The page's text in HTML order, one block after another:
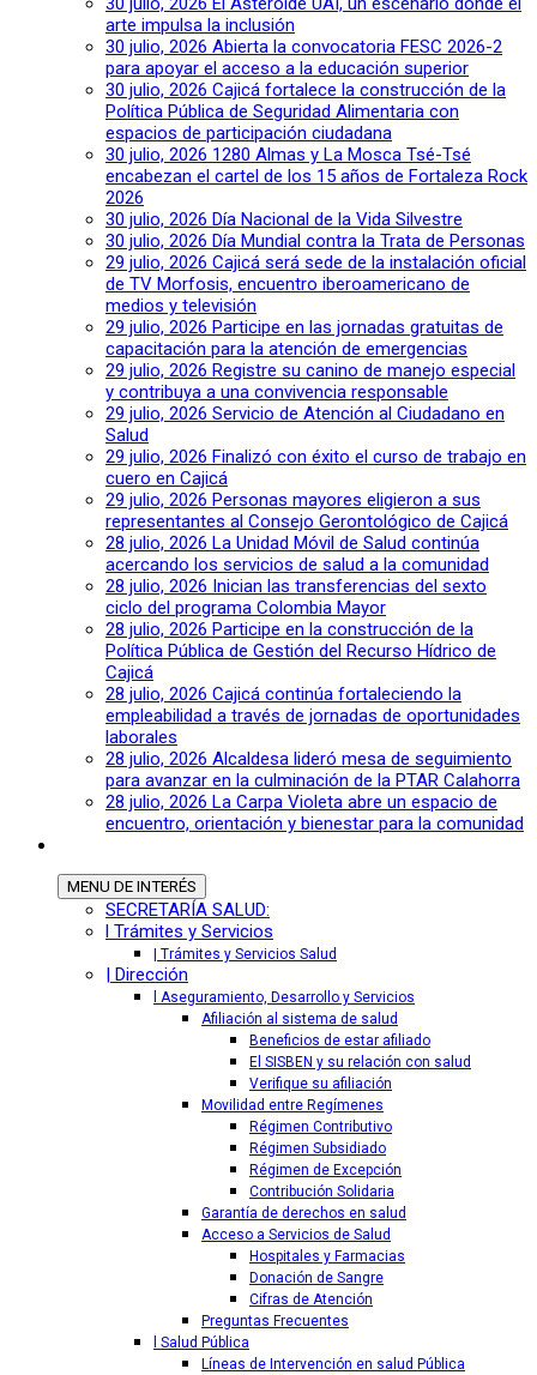
arte impulsa la inclusión
30 julio, 2026 Abierta la convocatoria FESC 2026-2
para apoyar el acceso a la educación superior
30 julio, 2026 Cajicá fortalece la construcción de la
Política Pública de Seguridad Alimentaria con
espacios de participación ciudadana
30 julio, 2026 1280 Almas y La Mosca Tsé-Tsé
encabezan el cartel de los 15 años de Fortaleza Rock
2026
30 julio, 2026 Día Nacional de la Vida Silvestre
30 julio, 2026 Día Mundial contra la Trata de Personas
29 julio, 2026 Cajicá será sede de la instalación oficial
de TV Morfosis, encuentro iberoamericano de
medios y televisión
29 julio, 2026 Participe en las jornadas gratuitas de
capacitación para la atención de emergencias
29 julio, 2026 Registre su canino de manejo especial
y contribuya a una convivencia responsable
29 julio, 2026 Servicio de Atención al Ciudadano en
Salud
29 julio, 2026 Finalizó con éxito el curso de trabajo en
cuero en Cajicá
29 julio, 2026 Personas mayores eligieron a sus
representantes al Consejo Gerontológico de Cajicá
28 julio, 2026 La Unidad Móvil de Salud continúa
acercando los servicios de salud a la comunidad
28 julio, 2026 Inician las transferencias del sexto
ciclo del programa Colombia Mayor
28 julio, 2026 Participe en la construcción de la
Política Pública de Gestión del Recurso Hídrico de
Cajicá
28 julio, 2026 Cajicá continúa fortaleciendo la
empleabilidad a través de jornadas de oportunidades
laborales
28 julio, 2026 Alcaldesa lideró mesa de seguimiento
para avanzar en la culminación de la PTAR Calahorra
28 julio, 2026 La Carpa Violeta abre un espacio de
encuentro, orientación y bienestar para la comunidad
MENU DE INTERÉS
SECRETARÍA SALUD:
l Trámites y Servicios
| Trámites y Servicios Salud
| Dirección
l Aseguramiento, Desarrollo y Servicios
Afiliación al sistema de salud
Beneficios de estar afiliado
El SISBEN y su relación con salud
Verifique su afiliación
Movilidad entre Regímenes
Régimen Contributivo
Régimen Subsidiado
Régimen de Excepción
Contribución Solidaria
Garantía de derechos en salud
Acceso a Servicios de Salud
Hospitales y Farmacias
Donación de Sangre
Cifras de Atención
Preguntas Frecuentes
l Salud Pública
Líneas de Intervención en salud Pública